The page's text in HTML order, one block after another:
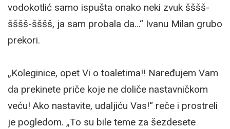
vodokotlić samo ispušta onako neki zvuk šššš-
šššš-šššš, ja sam probala da…“ Ivanu Milan grubo
prekori.
„Koleginice, opet Vi o toaletima!! Naređujem Vam
da prekinete priče koje ne doliče nastavničkom
veću! Ako nastavite, udaljiću Vas!“ reče i prostreli
je pogledom. „To su bile teme za šezdesete